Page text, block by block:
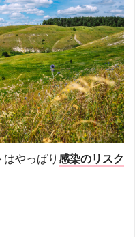
やっぱり 感染のリスク